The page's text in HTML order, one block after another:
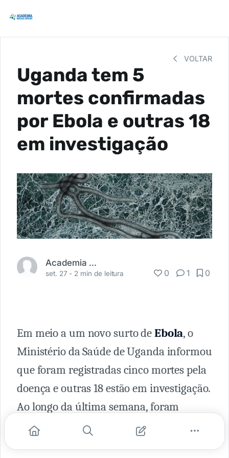
VOLTAR
Uganda tem 5
mortes confirmadas
por Ebola e outras 18
em investigação
Academia Médica
set. 27 - 2 min de leitura 0 1 0
Em meio a um novo surto deEbola, o
Ministério da Saúde de Uganda informou
que foram registradas cinco mortes pela
doença e outras 18 estão em investigação.
Ao longo da última semana, foram
confirmados no país africano 18 casos da